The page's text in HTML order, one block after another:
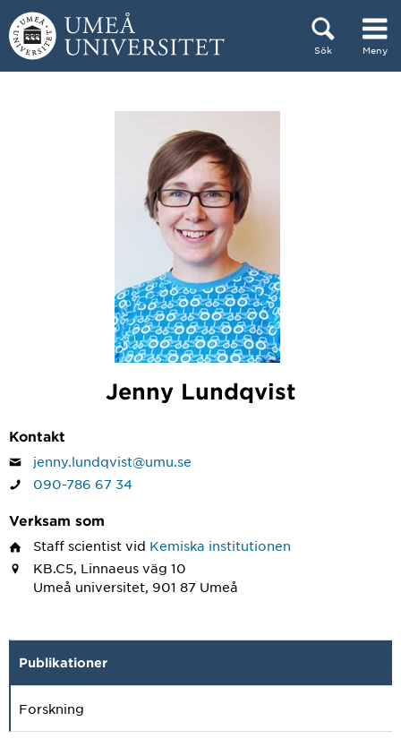
Hoppa direkt till innehållet
Sök Meny
Jenny Lundqvist
Kontakt
jenny.lundqvist@umu.se
090-786 67 34
Verksam som
Staff scientist vid Kemiska institutionen
KB.C5, Linnaeus väg 10
Umeå universitet, 901 87 Umeå
Publikationer
Forskning